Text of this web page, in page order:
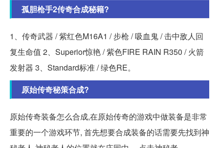
孤胆枪手2传奇合成秘籍?
1、传奇武器 / 紫红色M16A1 / 步枪 / 吸血鬼 / 击中敌人回
复生命值 2、Superior惊艳 / 紫色FIRE RAIN R350 / 火箭
发射器 3、Standard标准 / 绿色RE。
原始传奇秘策合成?
原始传奇装备怎么合成,在原始传奇的游戏中做装备是非常
重要的一个游戏环节, 首先想要合成装备的话需要先找到神